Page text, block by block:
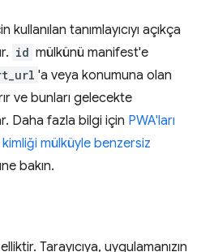
tanımlayıcıyı açıkça
id mülkünü manifest'e
'a veya konumuna olan
ve bunları gelecekte
Daha fazla bilgi için PWA'ları
mülküyle benzersiz
bakın.
Tarayıcıya, uygulamanızın